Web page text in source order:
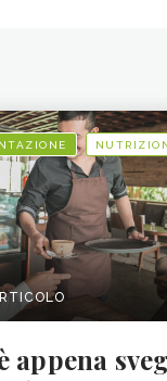
appena